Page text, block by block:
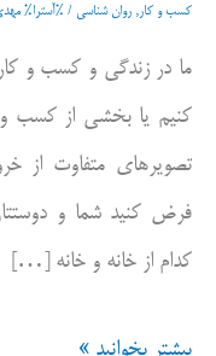
کسب و کار, روان شناسی / %آسترا%
ما در زندگی و کسب و کار
کنیم یا بخشی از کسب
تصویرهای متفاوت از
فرض کنید شما و
کدام از خانه و خانه […]
شفاف
بیشتر بخوانید »